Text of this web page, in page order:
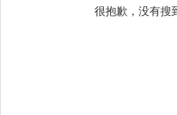
很抱歉，没有搜